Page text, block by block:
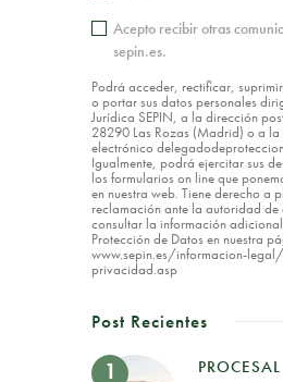
Acepto recibir otras
sepin.es.
Podrá acceder, rectificar,
o portar sus datos personales
Jurídica SEPIN, a la dirección
28290 Las Rozas (Madrid) o a
electrónico
Igualmente, podrá ejercitar sus
los formularios on line que
en nuestra web. Tiene derecho a
reclamación ante la autoridad de
consultar la información
Protección de Datos en nuestra
www.sepin.es/informacion-
privacidad.asp
Post Recientes
PROCESAL